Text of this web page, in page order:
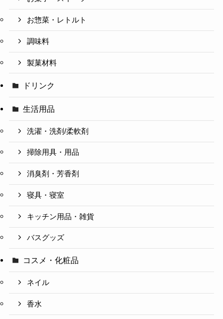
お惣菜・レトルト
調味料
製菓材料
ドリンク
生活用品
洗濯・洗剤/柔軟剤
掃除用具・用品
消臭剤・芳香剤
寝具・寝室
キッチン用品・雑貨
バスグッズ
コスメ・化粧品
ネイル
香水